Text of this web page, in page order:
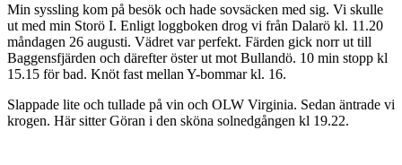
Min syssling kom på besök och hade sovsäcken med sig. Vi skulle
ut med min Storö I. Enligt loggboken drog vi från Dalarö kl. 11.20
måndagen 26 augusti. Vädret var perfekt. Färden gick norr ut till
Baggensfjärden och därefter öster ut mot Bullandö. 10 min stopp kl
15.15 för bad. Knöt fast mellan Y-bommar kl. 16.
Slappade lite och tullade på vin och OLW Virginia. Sedan äntrade vi
krogen. Här sitter Göran i den sköna solnedgången kl 19.22.